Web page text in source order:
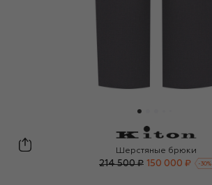
Kiton
Шерстяные брюки
214 500 ₽ 150 000 ₽ -30%